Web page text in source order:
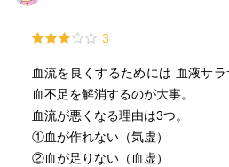
『③血流を良くする』
ふくらはぎを鍛える「もも上げウ
下げ運動」
そして「かんたん丹田呼吸法」で
3
血流を良くするためには 血液サラ
血不足を解消するのが大事。
血流が悪くなる理由は3つ。
①血が作れない（気虚）
②血が足りない（血虚）